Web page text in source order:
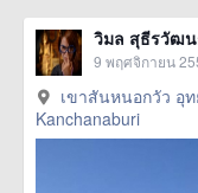
วิมล สุธีรวัฒ
9 พฤศจิกายน
เขาสันหนอกวัว อุ
Kanchanaburi